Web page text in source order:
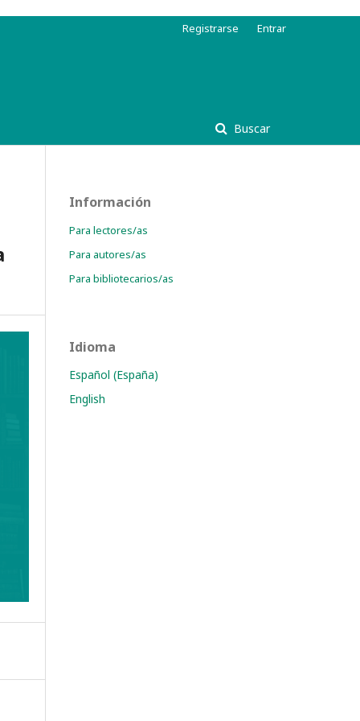
Buscar
Registrarse Entrar
Información
Para lectores/as
Para autores/as
Para bibliotecarios/as
Idioma
Español (España)
English